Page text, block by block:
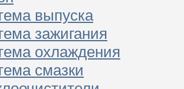
выпуска
зажигания
охлаждения
смазки